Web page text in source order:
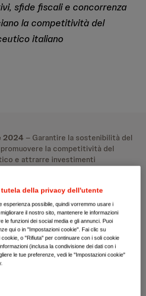
sfide fiscali e concorrenza
la competitività del
italiano
2024 – Garantire la sostenibilità del
la competitività del
e attrarre investimenti
Questi temi sono stati al
“Payback farmaceutico:
del diritto come base per una
”, organizzato oggi daJohnson &
Medicine, presso il Centro Studi
con il patrocinio di Farmindustria
parte:
Regione Lombardia ed Executive
della privacy dell'utente
esperienza possibile, quindi vorremmo usare i
il nostro sito, mantenere le informazioni
le funzioni dei social media e gli annunci. Puoi
qui o in "Impostazioni cookie". Fai clic su
o "Rifiuta" per continuare con i soli cookie
(inclusa la condivisione dei dati con i
le tue preferenze, vedi le "Impostazioni cookie"